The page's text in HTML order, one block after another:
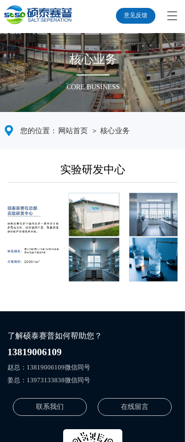
T
g
g
l
e
n
a
v
i
g
意见反馈
核心业务
CORE BUSINESS
您的位置： 网站首页 ＞ 核心业务
实验研发中心
了解硕泰赛普如何帮助您？
13819006109
赵总： 13819006109微信同号
姜总： 13973133838微信同号
联系我们 在线留言